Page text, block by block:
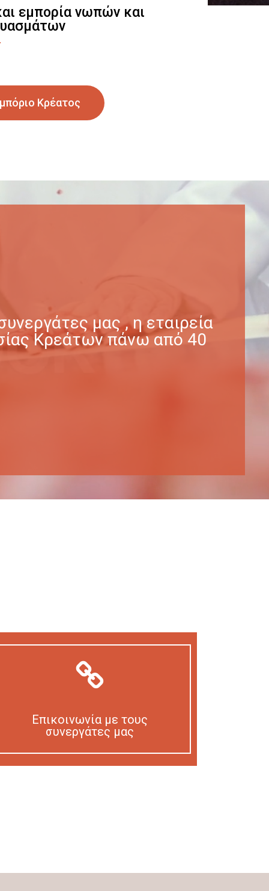
εμπορία νωπών και
Κρέατος
μας , η εταιρεία
Κρεάτων πάνω από 40
Επικοινωνία με τους
συνεργάτες μας